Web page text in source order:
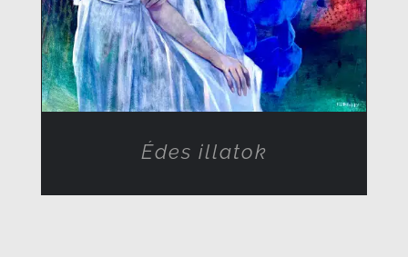
Édes illatok